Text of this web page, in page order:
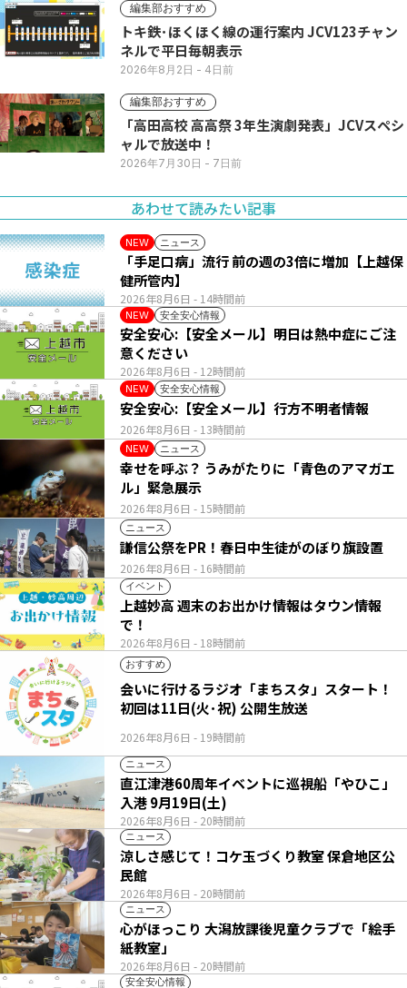
編集部おすすめ
トキ鉄･ほくほく線の運行案内 JCV123チャン
ネルで平日毎朝表示
2026年8月2日 - 4日前
編集部おすすめ
「高田高校 高高祭 3年生演劇発表」JCVスペシ
ャルで放送中！
2026年7月30日 - 7日前
あわせて読みたい記事
NEW ニュース
2026年8月6日 - 14時間前
「手足口病」流行 前の週の3倍に増加【上越保
健所管内】
NEW 安全安心情報
2026年8月6日 - 12時間前
安全安心:【安全メール】明日は熱中症にご注
意ください
NEW 安全安心情報
2026年8月6日 - 13時間前
安全安心:【安全メール】行方不明者情報
NEW ニュース
2026年8月6日 - 15時間前
幸せを呼ぶ？ うみがたりに「青色のアマガエ
ル」緊急展示
ニュース
2026年8月6日 - 16時間前
謙信公祭をPR！春日中生徒がのぼり旗設置
イベント
2026年8月6日 - 18時間前
上越妙高 週末のお出かけ情報はタウン情報
で！
おすすめ
2026年8月6日 - 19時間前
会いに行けるラジオ「まちスタ」スタート！
初回は11日(火･祝) 公開生放送
ニュース
2026年8月6日 - 20時間前
直江津港60周年イベントに巡視船「やひこ」
入港 9月19日(土)
ニュース
2026年8月6日 - 20時間前
涼しさ感じて！コケ玉づくり教室 保倉地区公
民館
ニュース
2026年8月6日 - 20時間前
心がほっこり 大潟放課後児童クラブで「絵手
紙教室」
安全安心情報